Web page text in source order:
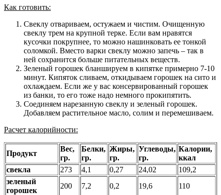
Как готовить:
Свеклу отвариваем, остужаем и чистим. Очищенную
свеклу трем на крупной терке. Если вам нравятся
кусочки покрупнее, то можно нашинковать ее тонкой
соломкой. Вместо варки свеклу можно запечь – так в
ней сохранится больше питательных веществ.
Зеленый горошек бланшируем в кипятке примерно 7-10
минут. Кипяток сливаем, откидываем горошек на сито и
охлаждаем. Если же у вас консервированный горошек
из банки, то его тоже надо немного прокипятить.
Соединяем нарезанную свеклу и зеленый горошек.
Добавляем растительное масло, солим и перемешиваем.
Расчет калорийности:
Продукт
Вес,
гр.
Белки,
гр.
Жиры,
гр.
Углеводы,
гр.
Калории,
ккал
свекла
273 4,1 0,27 24,02
109,2
зеленый
горошек
200 7,2 0,2 19,6
110